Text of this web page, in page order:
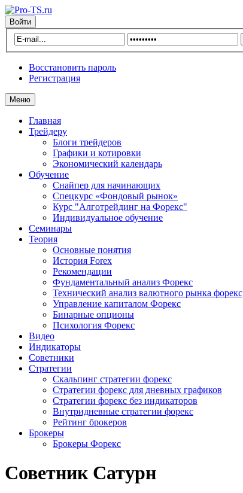
Войти
Восстановить пароль
Регистрация
Меню
Главная
Трейдеру
Блоги трейдеров
Графики и котировки
Экономический календарь
Обучение
Снайпер для начинающих
Спецкурс «Фондовый рынок»
Курс "Алготрейдинг на Форекс"
Индивидуальное обучение
Семинары
Теория
Основные понятия
История Forex
Рекомендации
Фундаментальный анализ Форекс
Технический анализ валютного рынка форекс
Управление капиталом Форекс
Бинарные опционы
Психология Форекс
Видео
Индикаторы
Советники
Стратегии
Скальпинг стратегии форекс
Стратегии форекс для дневных графиков
Стратегии форекс без индикаторов
Внутридневные стратегии форекс
Рейтинг брокеров
Брокеры
Брокеры Форекс
Советник Сатурн